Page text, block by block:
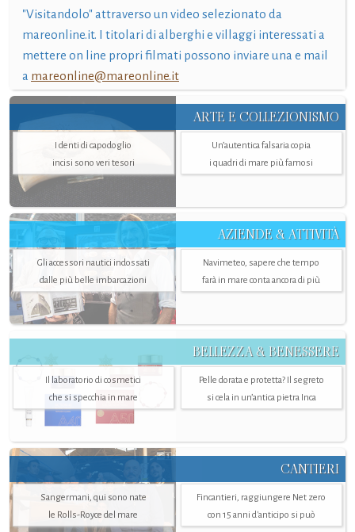
"Visitandolo" attraverso un video selezionato da
mareonline.it. I titolari di alberghi e villaggi interessati a
mettere on line propri filmati possono inviare una e mail
a mareonline@mareonline.it
ARTE E COLLEZIONISMO
I denti di capodoglio
incisi sono veri tesori
Un’autentica falsaria copia
i quadri di mare più famosi
AZIENDE & ATTIVITÀ
Gli accessori nautici indossati
dalle più belle imbarcazioni
Navimeteo, sapere che tempo
farà in mare conta ancora di più
BELLEZZA & BENESSERE
Il laboratorio di cosmetici
che si specchia in mare
Pelle dorata e protetta? Il segreto
si cela in un’antica pietra Inca
CANTIERI
Sangermani, qui sono nate
le Rolls-Royce del mare
Fincantieri, raggiungere Net zero
con 15 anni d'anticipo si può